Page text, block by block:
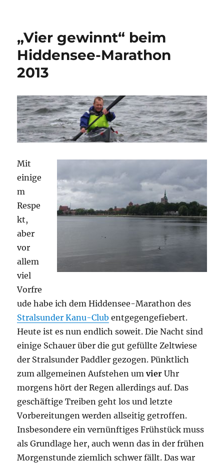
„Vier gewinnt“ beim
Hiddensee-Marathon
2013
Mit
einige
m
Respe
kt,
aber
vor
allem
viel
Vorfre
ude habe ich dem Hiddensee-Marathon des
Stralsunder Kanu-Club entgegengefiebert.
Heute ist es nun endlich soweit. Die Nacht sind
einige Schauer über die gut gefüllte Zeltwiese
der Stralsunder Paddler gezogen. Pünktlich
zum allgemeinen Aufstehen umvier Uhr
morgens hört der Regen allerdings auf. Das
geschäftige Treiben geht los und letzte
Vorbereitungen werden allseitig getroffen.
Insbesondere ein vernünftiges Frühstück muss
als Grundlage her, auch wenn das in der frühen
Morgenstunde ziemlich schwer fällt. Das war